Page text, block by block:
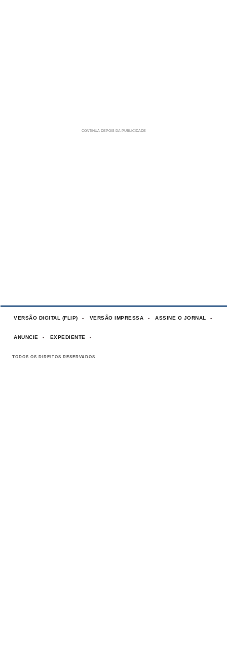
VERSÃO DIGITAL (FLIP) VERSÃO IMPRESSA ASSINE O JORNAL
ANUNCIE EXPEDIENTE
TODOS OS DIREITOS RESERVADOS